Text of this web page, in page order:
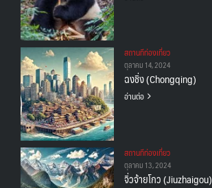
สถานทีท่องเที่ยว
ตุลาคม 14, 2024
ฉงชิ่ง (Chongqing)
อ่านต่อ
สถานทีท่องเที่ยว
ตุลาคม 13, 2024
จิ่วจ้ายโกว (Jiuzhaigou)